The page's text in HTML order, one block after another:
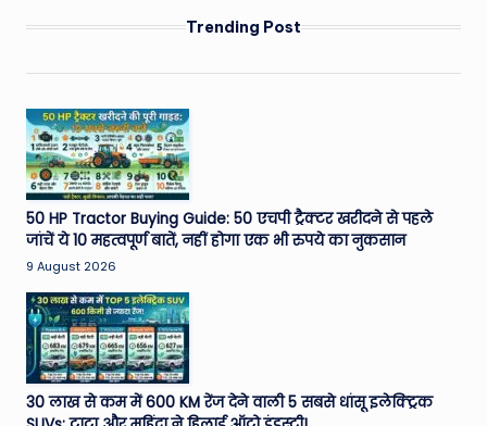
h
&
M
o
vi
e
N
e
w
s
A
Trending Post
50 HP Tractor Buying Guide: 50 एचपी ट्रैक्टर खरीदने से पहले
जांचें ये 10 महत्वपूर्ण बातें, नहीं होगा एक भी रुपये का नुकसान
9 August 2026
30 लाख से कम में 600 KM रेंज देने वाली 5 सबसे धांसू इलेक्ट्रिक